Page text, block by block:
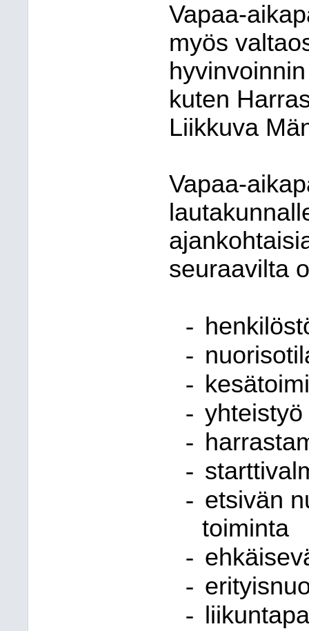
Vapaa-
myös
kuten
Liikkuva
Vapaa-
seuraavilta
-
-
-
-
-
-
- etsivän
toiminta
-
-
-